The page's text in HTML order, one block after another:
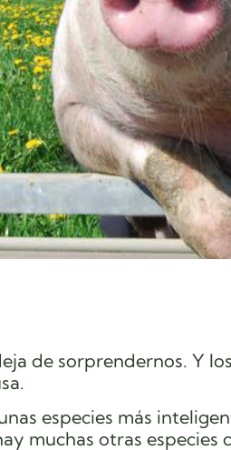
de sorprendernos. Y
especies más
muchas otras especies